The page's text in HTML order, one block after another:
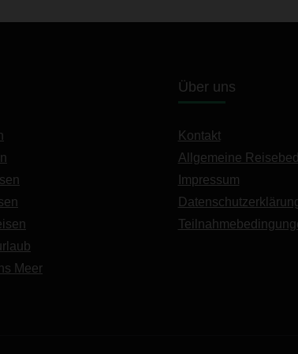
Meer
Über uns
Kontakt
Allgemeine
Impressum